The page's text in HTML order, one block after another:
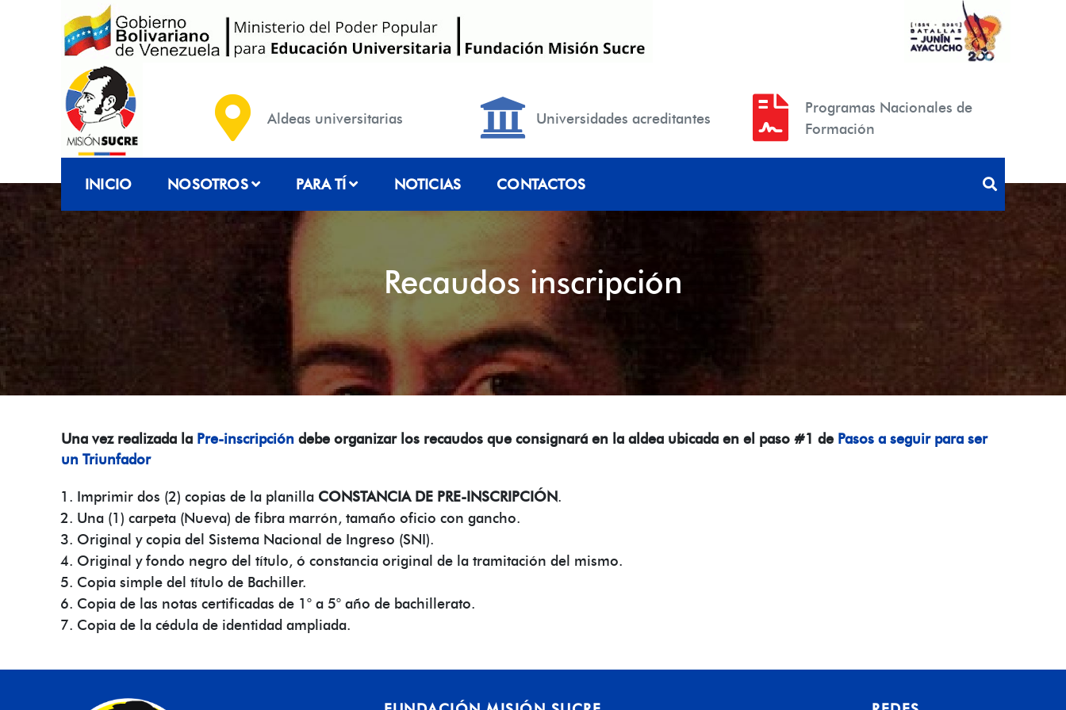
Aldeas universitarias Universidades acreditantes
Programas Nacionales de
Formación
INICIO NOSOTROS PARA TÍ NOTICIAS CONTACTOS
Recaudos inscripción
Una vez realizada la Pre-inscripción debe organizar los recaudos que consignará en la aldea ubicada en el paso #1 de Pasos a seguir para ser
un Triunfador
Imprimir dos (2) copias de la planilla CONSTANCIA DE PRE-INSCRIPCIÓN.
Una (1) carpeta (Nueva) de fibra marrón, tamaño oficio con gancho.
Original y copia del Sistema Nacional de Ingreso (SNI).
Original y fondo negro del título, ó constancia original de la tramitación del mismo.
Copia simple del título de Bachiller.
Copia de las notas certificadas de 1° a 5° año de bachillerato.
Copia de la cédula de identidad ampliada.